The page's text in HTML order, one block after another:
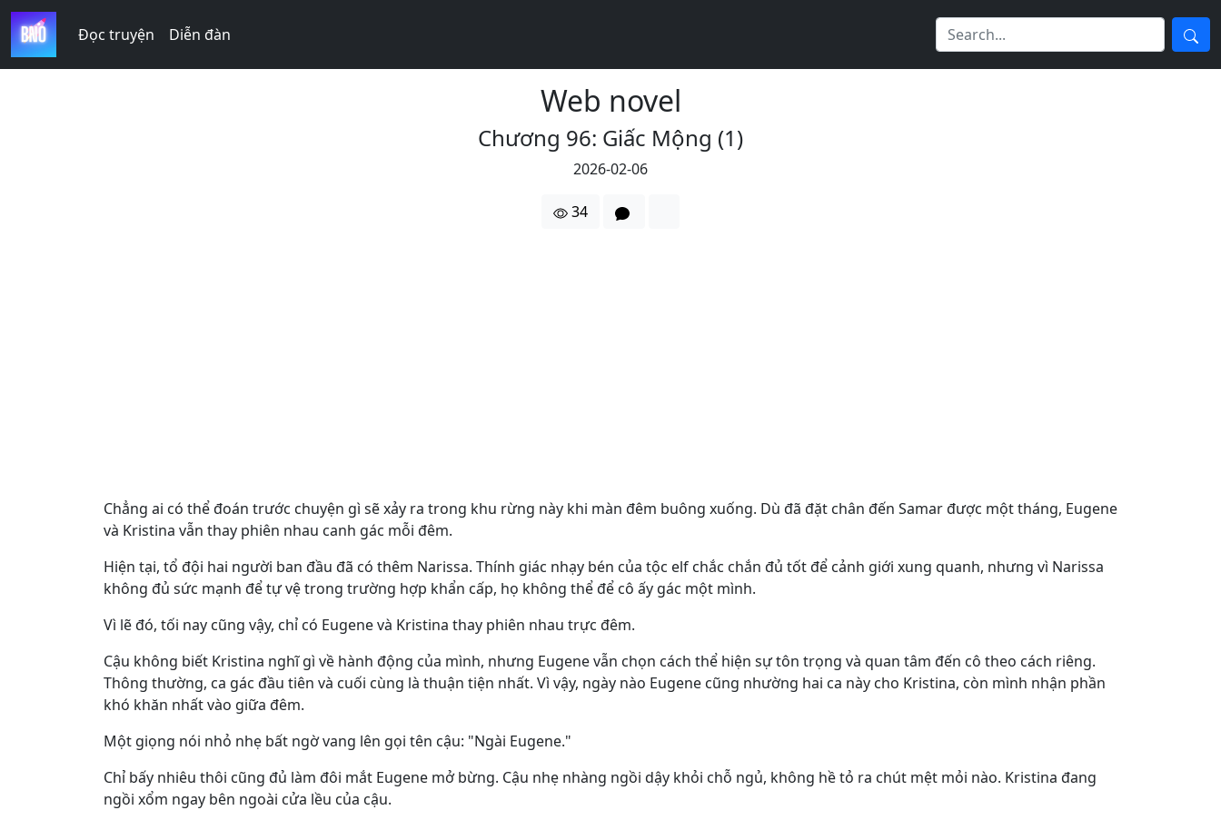
Đọc truyện Diễn đàn
Web novel
Chương 96: Giấc Mộng (1)
2026-02-06
34
Chẳng ai có thể đoán trước chuyện gì sẽ xảy ra trong khu rừng này khi màn đêm buông xuống. Dù đã đặt chân đến Samar được một tháng, Eugene
và Kristina vẫn thay phiên nhau canh gác mỗi đêm.
Hiện tại, tổ đội hai người ban đầu đã có thêm Narissa. Thính giác nhạy bén của tộc elf chắc chắn đủ tốt để cảnh giới xung quanh, nhưng vì Narissa
không đủ sức mạnh để tự vệ trong trường hợp khẩn cấp, họ không thể để cô ấy gác một mình.
Vì lẽ đó, tối nay cũng vậy, chỉ có Eugene và Kristina thay phiên nhau trực đêm.
Cậu không biết Kristina nghĩ gì về hành động của mình, nhưng Eugene vẫn chọn cách thể hiện sự tôn trọng và quan tâm đến cô theo cách riêng.
Thông thường, ca gác đầu tiên và cuối cùng là thuận tiện nhất. Vì vậy, ngày nào Eugene cũng nhường hai ca này cho Kristina, còn mình nhận phần
khó khăn nhất vào giữa đêm.
Một giọng nói nhỏ nhẹ bất ngờ vang lên gọi tên cậu: "Ngài Eugene."
Chỉ bấy nhiêu thôi cũng đủ làm đôi mắt Eugene mở bừng. Cậu nhẹ nhàng ngồi dậy khỏi chỗ ngủ, không hề tỏ ra chút mệt mỏi nào. Kristina đang
ngồi xổm ngay bên ngoài cửa lều của cậu.